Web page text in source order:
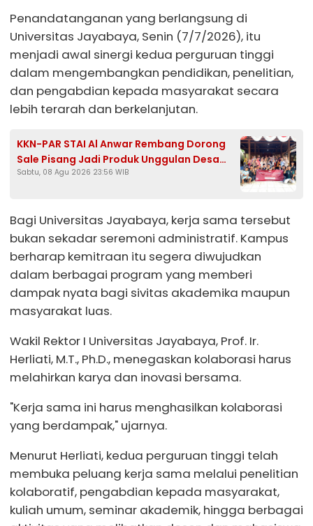
Penandatanganan yang berlangsung di
Universitas Jayabaya, Senin (7/7/2026), itu
menjadi awal sinergi kedua perguruan tinggi
dalam mengembangkan pendidikan, penelitian,
dan pengabdian kepada masyarakat secara
lebih terarah dan berkelanjutan.
KKN-PAR STAI Al Anwar Rembang Dorong
Sale Pisang Jadi Produk Unggulan Desa
Bondol Bojonegoro
Sabtu, 08 Agu 2026 23:56 WIB
Bagi Universitas Jayabaya, kerja sama tersebut
bukan sekadar seremoni administratif. Kampus
berharap kemitraan itu segera diwujudkan
dalam berbagai program yang memberi
dampak nyata bagi sivitas akademika maupun
masyarakat luas.
Wakil Rektor I Universitas Jayabaya, Prof. Ir.
Herliati, M.T., Ph.D., menegaskan kolaborasi harus
melahirkan karya dan inovasi bersama.
"Kerja sama ini harus menghasilkan kolaborasi
yang berdampak," ujarnya.
Menurut Herliati, kedua perguruan tinggi telah
membuka peluang kerja sama melalui penelitian
kolaboratif, pengabdian kepada masyarakat,
kuliah umum, seminar akademik, hingga berbagai